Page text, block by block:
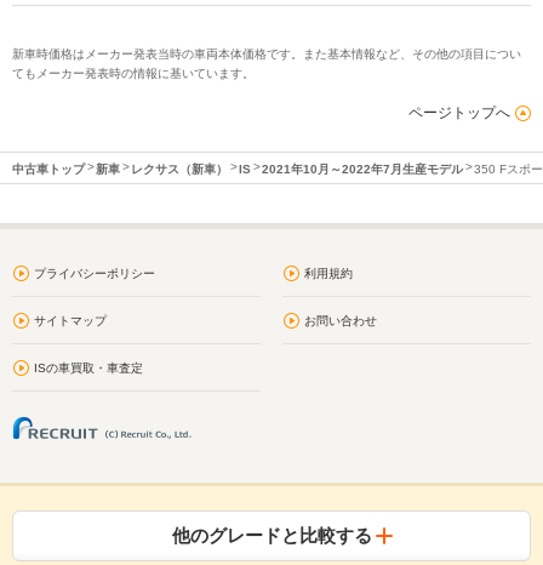
新車時価格はメーカー発表当時の車両本体価格です。また基本情報など、その他の項目につい
てもメーカー発表時の情報に基いています。
ページトップへ
他のグレードと比較する
中古車トップ 新車 レクサス（新車） IS 2021年10月～2022年7月生産モデル 350 Fスポ
プライバシーポリシー 利用規約
サイトマップ お問い合わせ
ISの車買取・車査定